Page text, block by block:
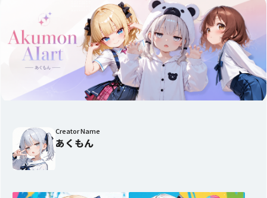
Creator Name
あくもん